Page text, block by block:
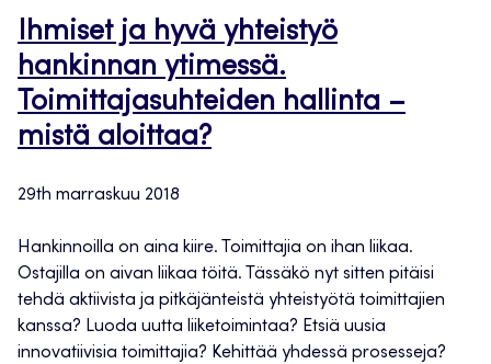
Ihmiset ja hyvä yhteistyö
hankinnan ytimessä.
Toimittajasuhteiden hallinta –
mistä aloittaa?
29th marraskuu 2018
Hankinnoilla on aina kiire. Toimittajia on ihan liikaa.
Ostajilla on aivan liikaa töitä. Tässäkö nyt sitten pitäisi
tehdä aktiivista ja pitkäjänteistä yhteistyötä toimittajien
kanssa? Luoda uutta liiketoimintaa? Etsiä uusia
innovatiivisia toimittajia? Kehittää yhdessä prosesseja?